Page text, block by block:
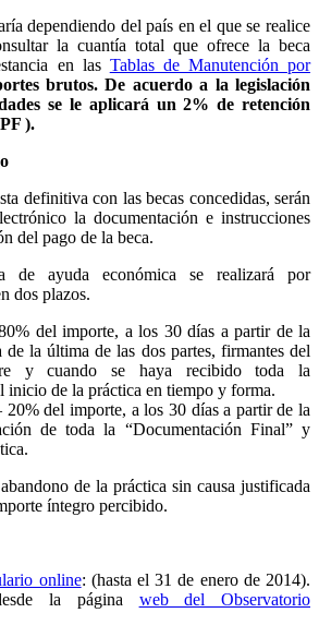
dependiendo del país en el que se realice
la cuantía total que ofrece la beca
en las Tablas de Manutención por
brutos. De acuerdo a la legislación
se le aplicará un 2% de retención
).
definitiva con las becas concedidas, serán
la documentación e instrucciones
del pago de la beca.
ayuda económica se realizará por
dos plazos.
del importe, a los 30 días a partir de la
la última de las dos partes, firmantes del
y cuando se haya recibido toda la
inicio de la práctica en tiempo y forma.
del importe, a los 30 días a partir de la
de toda la “Documentación Final” y
de la práctica sin causa justificada
íntegro percibido.
online: (hasta el 31 de enero de 2014).
la página web del Observatorio